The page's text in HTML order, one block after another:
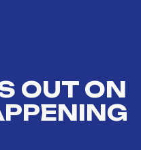
OUT ON